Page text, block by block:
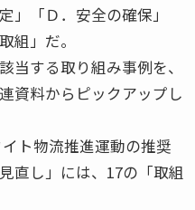
」「Ｄ．安全の確保」
組」だ。
当する取り組み事例を、
資料からピックアップし
ト物流推進運動の推奨
直し」には、17の「取組